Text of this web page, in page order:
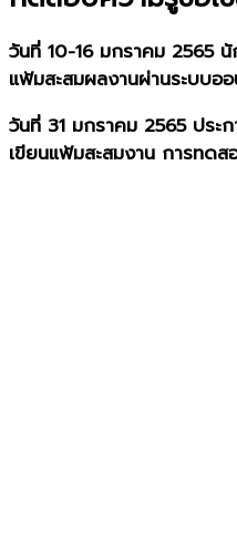
วันที่ 10-16 มกราคม 2565
แฟ้มสะสมผลงานผ่านระบบออ
วันที่ 31 มกราคม 2565 ประ
เขียนแฟ้มสะสมงาน การทด